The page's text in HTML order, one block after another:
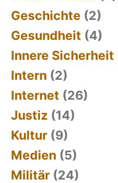
Geschichte (2)
Gesundheit (4)
Innere Sicherheit
Intern (2)
Internet (26)
Justiz (14)
Kultur (9)
Medien (5)
Militär (24)